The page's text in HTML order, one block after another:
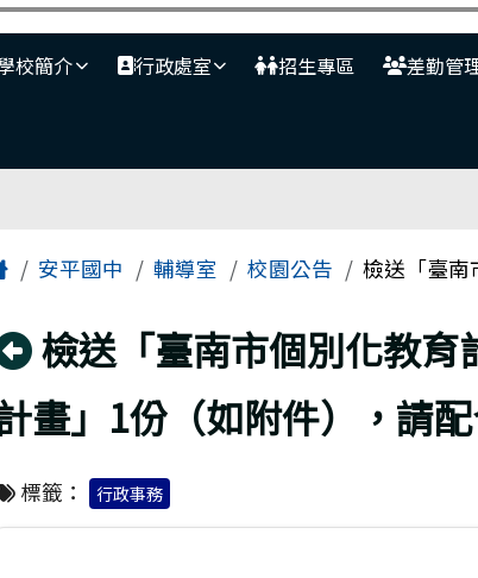
全球資訊網
校簡介 行政處室 招生專區 差勤管
內容區域
Home安平國中 輔導室 校園公告 檢送「臺南
回上頁
檢送「臺南市個別化教
畫」1份（如附件），請
標籤： 行政事務